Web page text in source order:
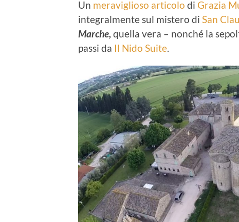
Un meraviglioso articolo di Grazia
integralmente sul mistero di San
Marche,quella vera – nonché la
passi da Il Nido Suite.